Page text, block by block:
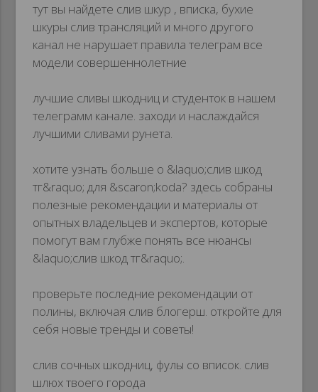
тут вы найдете слив шкур , вписка, бухие
шкуры слив трансляций и много другого
канал не нарушает правила телеграм все
модели совершеннолетние
лучшие сливы шкодниц и студенток в нашем
телеграмм канале. заходи и наслаждайся
лучшими сливами рунета.
хотите узнать больше о &laquo;слив шкод
тг&raquo; для &scaron;koda? здесь собраны
полезные рекомендации и материалы от
опытных владельцев и экспертов, которые
помогут вам глубже понять все нюансы
&laquo;слив шкод тг&raquo;.
проверьте последние рекомендации от
полины, включая слив блогерш. откройте для
себя новые тренды и советы!
слив сочных шкодниц, фулы со вписок. слив
шлюх твоего города